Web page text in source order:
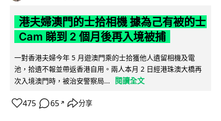
港夫婦澳門的士拾相機 據為己有被的士
Cam 睇到 2 個月後再入境被捕
一對香港夫婦今年 5 月遊澳門乘的士拾獲他人遺留相機及電
池，拾遺不報並帶返香港自用。兩人本月 2 日經港珠澳大橋再
次入境澳門時，被治安警察局...
閱讀全文
475 65 ↗ 分享